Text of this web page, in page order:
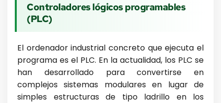
Controladores lógicos programables
(PLC)
El ordenador industrial concreto que ejecuta el
programa es el PLC. En la actualidad, los PLC se
han desarrollado para convertirse en
complejos sistemas modulares en lugar de
simples estructuras de tipo ladrillo en los